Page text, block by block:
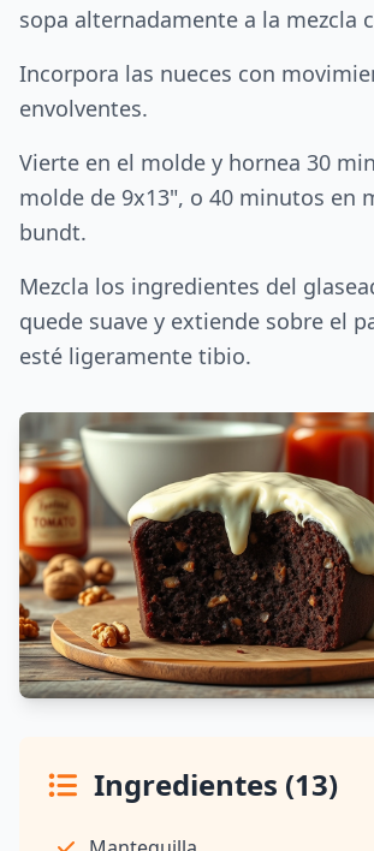
sopa alternadamente a la mezcla
Incorpora las nueces con
envolventes.
Vierte en el molde y hornea 30
molde de 9x13", o 40 minutos en
bundt.
Mezcla los ingredientes del
quede suave y extiende sobre el
esté ligeramente tibio.
Ingredientes (13)